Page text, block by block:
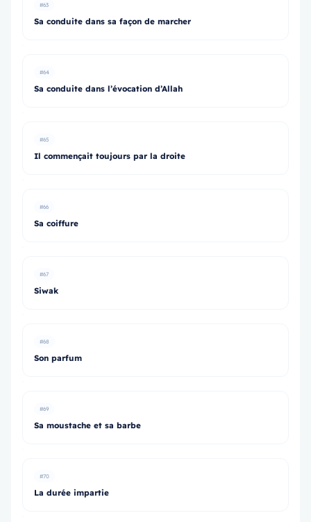
#63
Sa conduite dans sa façon de marcher
#64
Sa conduite dans l’évocation d’Allah
#65
Il commençait toujours par la droite
#66
Sa coiffure
#67
Siwak
#68
Son parfum
#69
Sa moustache et sa barbe
#70
La durée impartie